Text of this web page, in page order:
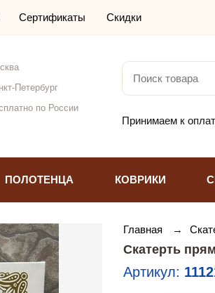
Сертификаты Скидки
Петербург
по России
Принимаем к
ПОЛОТЕНЦА КОВРИКИ
Главная →
Скатерть
Артикул: